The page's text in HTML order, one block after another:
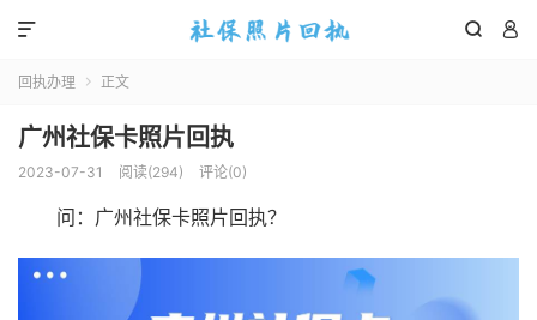
 

回执办理  正文
广州社保卡照片回执
2023-07-31 阅读(294) 评论(0)
问：广州社保卡照片回执？